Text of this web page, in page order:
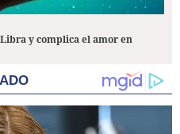
y complica el amor en